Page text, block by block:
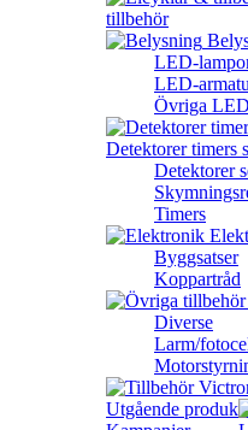
tillbehör
LED-
LED-
Övriga
Detektorer timers
Detektorer
Timers
Byggsatser
Koppartråd
Diverse
Larm/
Utgående